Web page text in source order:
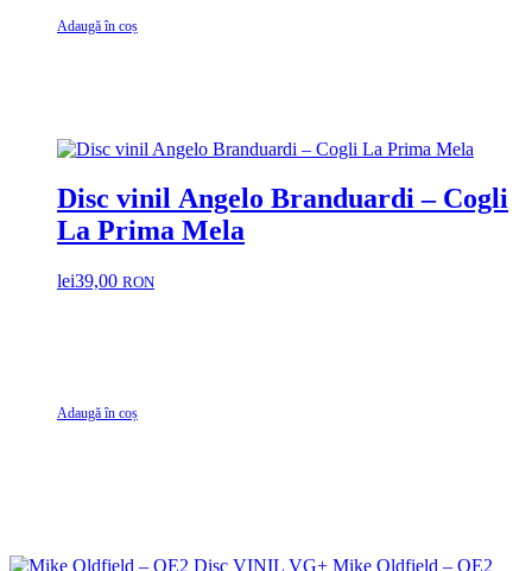
Adaugă în coș
Disc vinil Angelo Branduardi – Cogli
La Prima Mela
lei39,00 RON
Adaugă în coș
Mike Oldfield – QE2